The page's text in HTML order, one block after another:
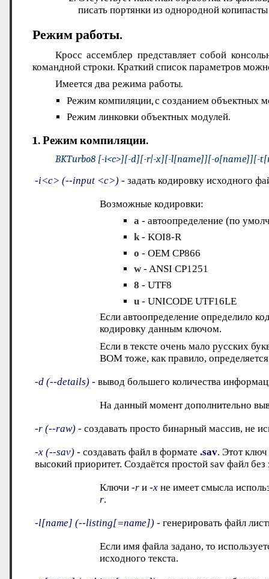
писать портянки из однородной
Режим работы.
Кросс ассемблер представляет собой
командной строки. Краткий список параметров
Имеется два режима работы.
Режим компиляции, с созданием объектных
Режим линковки объектных модулей.
1. Режим компиляции.
BKTurbo8 [-i<c>][-d][-r|-x][-l[name]][-o[name]][-
-i<c> (--input <c>) - задать кодировку исходного
Возможные кодировки:
a- автоопределение (по
k- KOI8-R
o - OEM CP866
w- ANSI CP1251
8 - UTF8
u- UNICODE UTF16LE
Если автоопределение определило
кодировку данным ключом.
Если в тексте очень мало русских
BOM тоже, как правило,
-d (--details) - вывод большего количества
На данный момент дополнительно
-r (--raw) - создавать просто бинарный массив, не
-x (--sav) - создавать файл в формате.sav. Этот
высокий приоритет. Создаётся простой sav файл без
Ключи-r и-x не имеет смысла
r.
-l[name] (--listing[=name]) - генерировать файл
Если имя файла задано, то
исходного текста.